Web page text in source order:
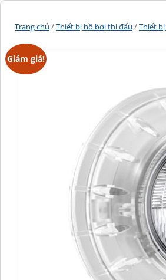
Trang chủ /Thiết bị hồ bơi thi đấu /Thiết
Giảm giá!